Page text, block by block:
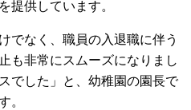
提供しています。
でなく、職員の入退職に伴う
も非常にスムーズになりまし
でした」と、幼稚園の園長で
。